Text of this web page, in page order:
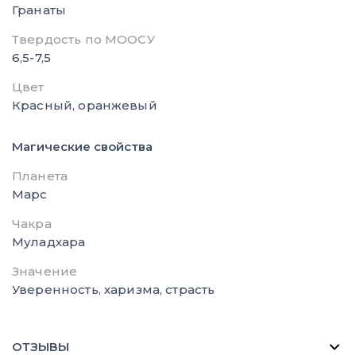
Гранаты
Твердость по МООСУ
6,5-7,5
Цвет
Красный, оранжевый
Магические свойства
Планета
Марс
Чакра
Муладхара
Значение
Уверенность, харизма, страсть
ОТЗЫВЫ